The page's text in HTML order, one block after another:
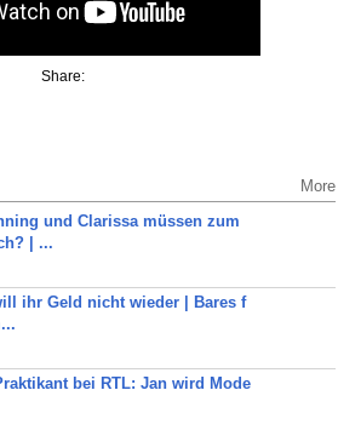
Share:
More
und Clarissa müssen zum
| ...
ihr Geld nicht wieder | Bares f
bei RTL: Jan wird Mode